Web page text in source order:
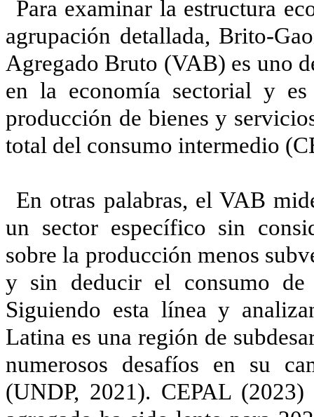
Para examinar la estructura
agrupación detallada, Brito-
Agregado Bruto (VAB) es uno
en la economía sectorial y
producción de bienes y
total del consumo intermedio
En otras palabras, el VAB
un sector específico sin
sobre la producción menos
y sin deducir el consumo
Siguiendo esta línea y
Latina es una región de
numerosos desafíos en su
(UNDP, 2021). CEPAL